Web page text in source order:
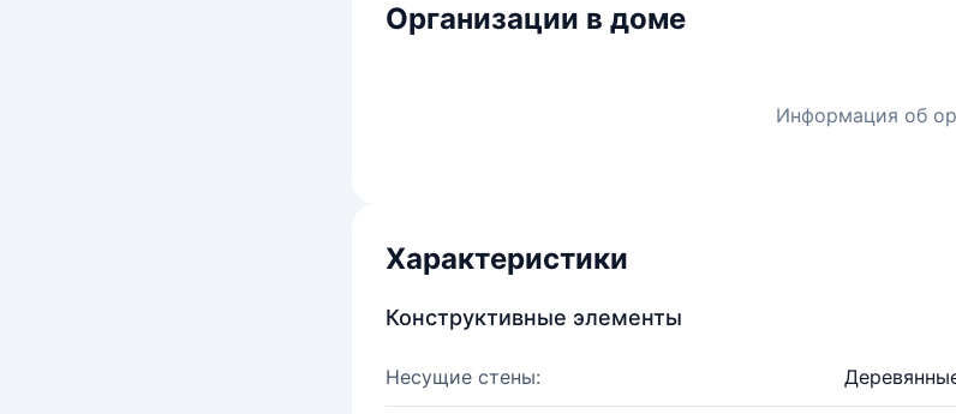
Организации в доме
Информация об
Характеристики
Конструктивные элементы
Несущие стены: